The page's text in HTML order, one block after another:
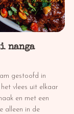
nanga
gestoofd in
vlees uit elkaar
en met een
alleen in de